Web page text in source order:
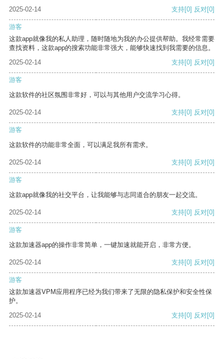
2025-02-14 支持[0] 反对[0]
游客
这款app就像我的私人助理，随时随地为我的办公提供帮助。我经常需要
查找资料，这款app的搜索功能非常强大，能够快速找到我需要的信息。
2025-02-14
支持[0] 反对[0]
游客
这款软件的社区氛围非常好，可以与其他用户交流学习心得。
2025-02-14 支持[0] 反对[0]
游客
这款软件的功能非常全面，可以满足我所有需求。
2025-02-14 支持[0] 反对[0]
游客
这款app就像我的社交平台，让我能够与志同道合的朋友一起交流。
2025-02-14 支持[0] 反对[0]
游客
这款加速器app的操作非常简单，一键加速就能开启，非常方便。
2025-02-14 支持[0] 反对[0]
游客
这款加速器VPM应用程序已经为我们带来了无限的隐私保护和安全性保
护。
2025-02-14
支持[0] 反对[0]